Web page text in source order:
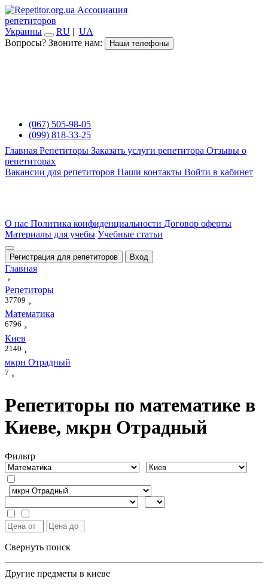
Ассоциация
репетиторов
Украины
RU | UA
Вопросы? Звоните нам:
Наши телефоны
(067) 505-98-05
(099) 818-33-25
Главная Репетиторы Заказать услуги репетитора Отзывы о
репетиторах
Вакансии для репетиторов Наши контакты Войти в кабинет
О нас Политика конфиденциальности Договор оферты
Материалы для учебы Учебные статьи
Регистрация для репетиторов Вход
Главная
›
Репетиторы
37709 ›
Математика
6796 ›
Киев
2140 ›
мкрн Отрадный
7 ›
Репетиторы по математике в
Киеве, мкрн Отрадный
Фильтр
Свернуть поиск
Другие предметы в киеве